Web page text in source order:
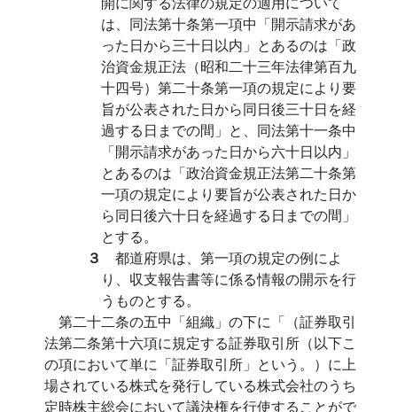
は、同法第十条第一項中「開示請求があ
った日から三十日以内」とあるのは「政
治資金規正法（昭和二十三年法律第百九
十四号）第二十条第一項の規定により要
旨が公表された日から同日後三十日を経
過する日までの間」と、同法第十一条中
「開示請求があった日から六十日以内」
とあるのは「政治資金規正法第二十条第
一項の規定により要旨が公表された日か
ら同日後六十日を経過する日までの間」
とする。
３ 都道府県は、第一項の規定の例によ
り、収支報告書等に係る情報の開示を行
うものとする。
第二十二条の五中「組織」の下に「（証券取引
法第二条第十六項に規定する証券取引所（以下こ
の項において単に「証券取引所」という。）に上
場されている株式を発行している株式会社のうち
定時株主総会において議決権を行使することがで